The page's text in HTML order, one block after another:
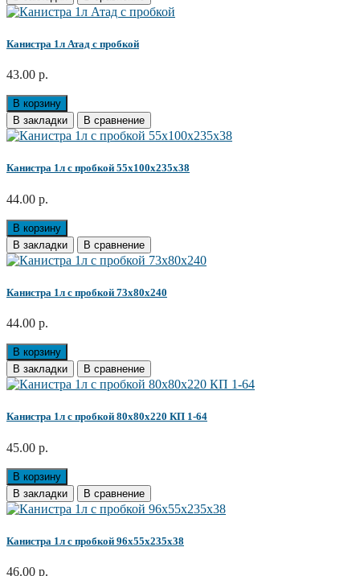
Канистра 1л Атад с пробкой
43.00 р.
В корзину
В закладки
В сравнение
Канистра 1л с пробкой 55х100х235х38
44.00 р.
В корзину
В закладки
В сравнение
Канистра 1л с пробкой 73х80х240
44.00 р.
В корзину
В закладки
В сравнение
Канистра 1л с пробкой 80х80х220 КП 1-64
45.00 р.
В корзину
В закладки
В сравнение
Канистра 1л с пробкой 96х55х235х38
46.00 р.